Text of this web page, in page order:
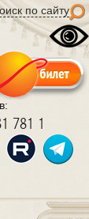
по сайту
781 1